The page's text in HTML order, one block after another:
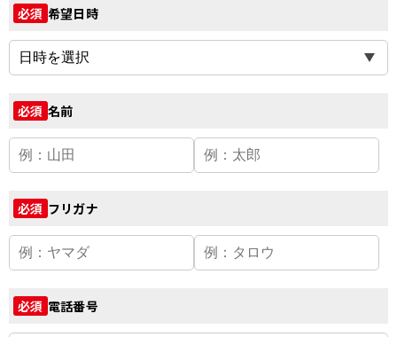
必須 希望日時
必須 名前
必須 フリガナ
必須 電話番号